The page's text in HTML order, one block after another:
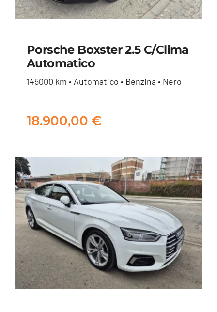
Porsche Boxster 2.5
18.900,00
Porsche Boxster 2.5 C/clima
Automatico
145000 km • Automatico • Benzina • Nero
18.900,00 €